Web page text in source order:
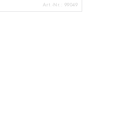
Art.-Nr.: 99049